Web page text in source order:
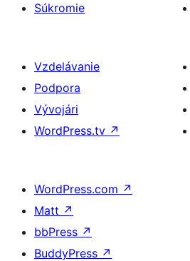
Súkromie
Vzdelávanie
Podpora
Vývojári
WordPress.tv ↗
WordPress.com ↗
Matt ↗
bbPress ↗
BuddyPress ↗